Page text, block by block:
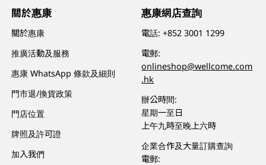
關於惠康
關於惠康
推廣活動及服務
惠康 WhatsApp 條款及細則
門市退/換貨政策
門店位置
牌照及許可證
加入我們
惠康網店查詢
電話:+852 3001 1299
電郵:
onlineshop@wellcome.com
.hk
辦公時間:
星期一至日
上午九時至晚上六時
企業合作及大量訂購查詢
電郵: